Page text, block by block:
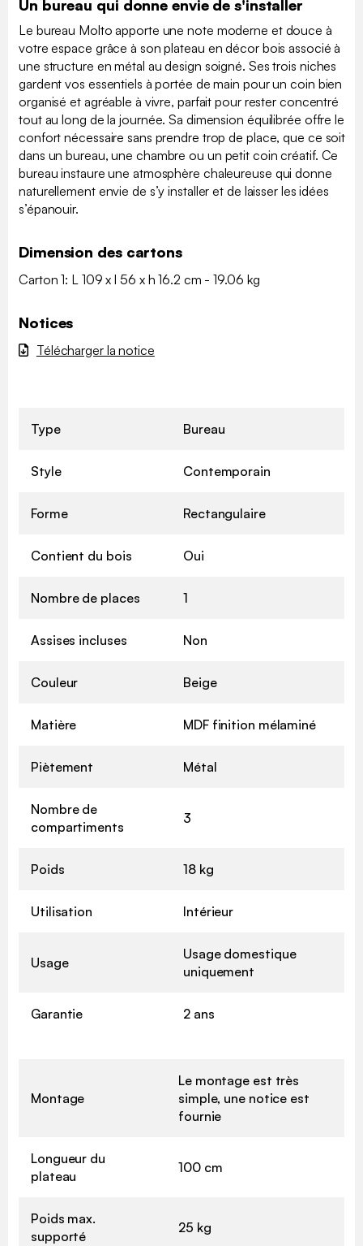
Un bureau qui donne envie de s'installer
Le bureau Molto apporte une note moderne et douce à
votre espace grâce à son plateau en décor bois associé à
une structure en métal au design soigné. Ses trois niches
gardent vos essentiels à portée de main pour un coin bien
organisé et agréable à vivre, parfait pour rester concentré
tout au long de la journée. Sa dimension équilibrée offre le
confort nécessaire sans prendre trop de place, que ce soit
dans un bureau, une chambre ou un petit coin créatif. Ce
bureau instaure une atmosphère chaleureuse qui donne
naturellement envie de s’y installer et de laisser les idées
s’épanouir.
Dimension des cartons
Carton 1: L 109 x l 56 x h 16.2 cm - 19.06 kg
Notices
Télécharger la notice
Type Bureau
Style Contemporain
Forme Rectangulaire
Contient du bois Oui
Nombre de places 1
Assises incluses Non
Couleur Beige
Matière MDF finition mélaminé
Piètement Métal
Nombre de
compartiments
3
Poids 18 kg
Utilisation Intérieur
Usage
Usage domestique
uniquement
Garantie 2 ans
Montage
Le montage est très
simple, une notice est
fournie
Longueur du
plateau
100 cm
Poids max.
supporté
25 kg